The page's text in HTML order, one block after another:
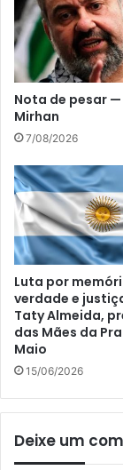
Nota de pesar —
Mirhan
7/08/2026
Luta por
verdade e
Taty Almeida,
das Mães da
Maio
15/06/2026
Deixe um